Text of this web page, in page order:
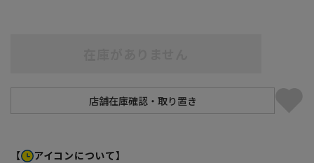
【 アイコンについて】